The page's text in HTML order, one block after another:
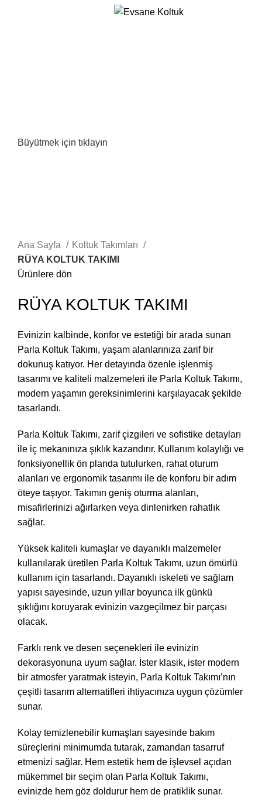
Büyütmek için tıklayın
Ana Sayfa
Koltuk Takımları
RÜYA KOLTUK TAKIMI
Ürünlere dön
RÜYA KOLTUK TAKIMI
Evinizin kalbinde, konfor ve estetiği bir arada sunan
Parla Koltuk Takımı, yaşam alanlarınıza zarif bir
dokunuş katıyor. Her detayında özenle işlenmiş
tasarımı ve kaliteli malzemeleri ile Parla Koltuk Takımı,
modern yaşamın gereksinimlerini karşılayacak şekilde
tasarlandı.
Parla Koltuk Takımı, zarif çizgileri ve sofistike detayları
ile iç mekanınıza şıklık kazandırır. Kullanım kolaylığı ve
fonksiyonellik ön planda tutulurken, rahat oturum
alanları ve ergonomik tasarımı ile de konforu bir adım
öteye taşıyor. Takımın geniş oturma alanları,
misafirlerinizi ağırlarken veya dinlenirken rahatlık
sağlar.
Yüksek kaliteli kumaşlar ve dayanıklı malzemeler
kullanılarak üretilen Parla Koltuk Takımı, uzun ömürlü
kullanım için tasarlandı. Dayanıklı iskeleti ve sağlam
yapısı sayesinde, uzun yıllar boyunca ilk günkü
şıklığını koruyarak evinizin vazgeçilmez bir parçası
olacak.
Farklı renk ve desen seçenekleri ile evinizin
dekorasyonuna uyum sağlar. İster klasik, ister modern
bir atmosfer yaratmak isteyin, Parla Koltuk Takımı’nın
çeşitli tasarım alternatifleri ihtiyacınıza uygun çözümler
sunar.
Kolay temizlenebilir kumaşları sayesinde bakım
süreçlerini minimumda tutarak, zamandan tasarruf
etmenizi sağlar. Hem estetik hem de işlevsel açıdan
mükemmel bir seçim olan Parla Koltuk Takımı,
evinizde hem göz doldurur hem de pratiklik sunar.